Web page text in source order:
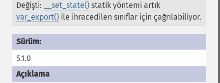
Değişti: __set_state() statik yöntemi artık
var_export() ile ihracedilen sınıflar için çağrılabiliyor.
5.1.0